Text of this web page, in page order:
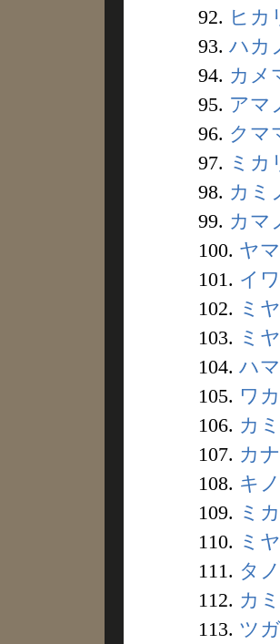
92. ヒカ
93. ハカ
94. カメ
95. アマ
96. クマ
97. ミカ
98. カミ
99. カマ
100. ヤ
101. イ
102. ミ
103. ミ
104. ハ
105. ワ
106. カ
107. カ
108. キ
109. ミ
110. ミ
111. タ
112. カ
113. ツ